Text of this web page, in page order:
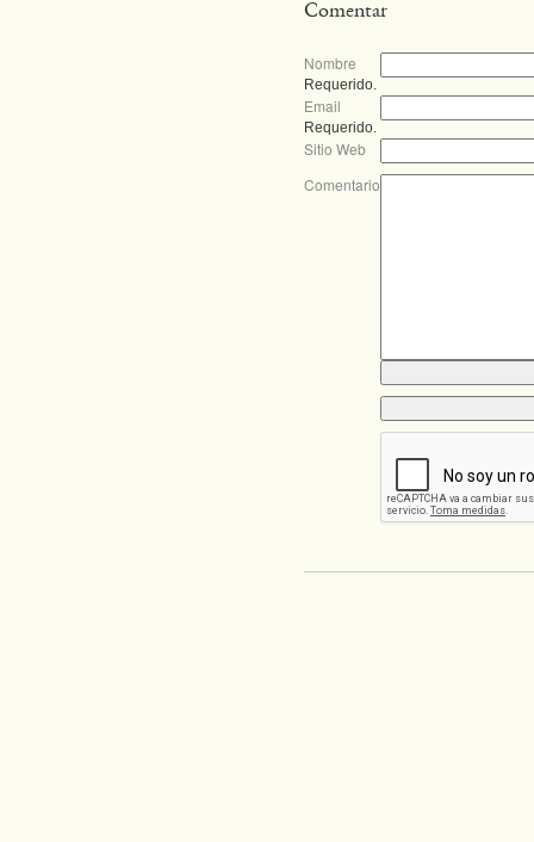
Comentar
Nombre
Requerido.
Email
Requerido.
Sitio Web
Comentario